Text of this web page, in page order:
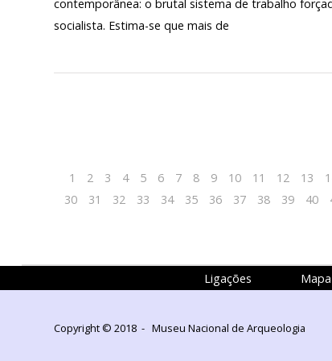
contemporânea: o brutal sistema de trabalho
socialista. Estima-se que mais de
1
2 3 4 5 6 7 8 9 10 11 12 13
30
31 32 33 34 35 36 37 38 39 40
Ligações
Copyright © 2018 - Museu Nacional de Arqueologia